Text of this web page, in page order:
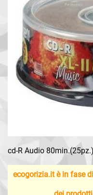
cd-R Audio 80min.(25pz.)
ecogorizia.it è in fase